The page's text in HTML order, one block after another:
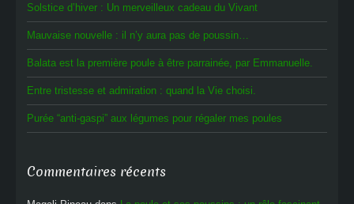
Solstice d’hiver : Un merveilleux cadeau du Vivant
Mauvaise nouvelle : il n’y aura pas de poussin…
Balata est la première poule à être parrainée, par Emmanuelle.
Entre tristesse et admiration : quand la Vie choisi.
Purée “anti-gaspi” aux légumes pour régaler mes poules
Commentaires récents